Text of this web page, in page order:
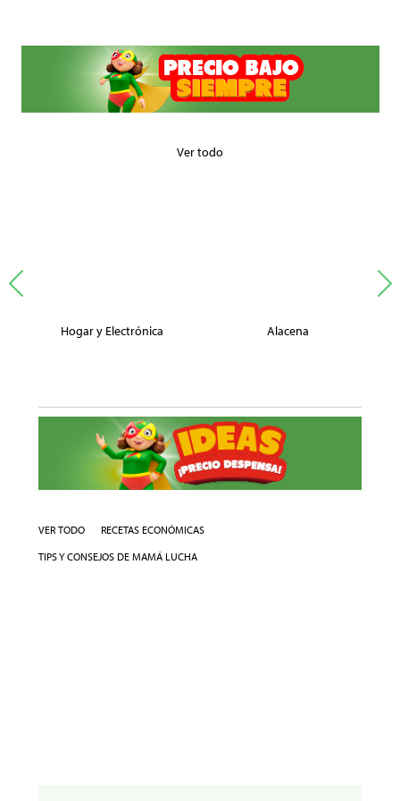
Ver todo
Hogar y Electrónica Alacena
VER TODO
RECETAS ECONÓMICAS
TIPS Y CONSEJOS DE MAMÁ LUCHA